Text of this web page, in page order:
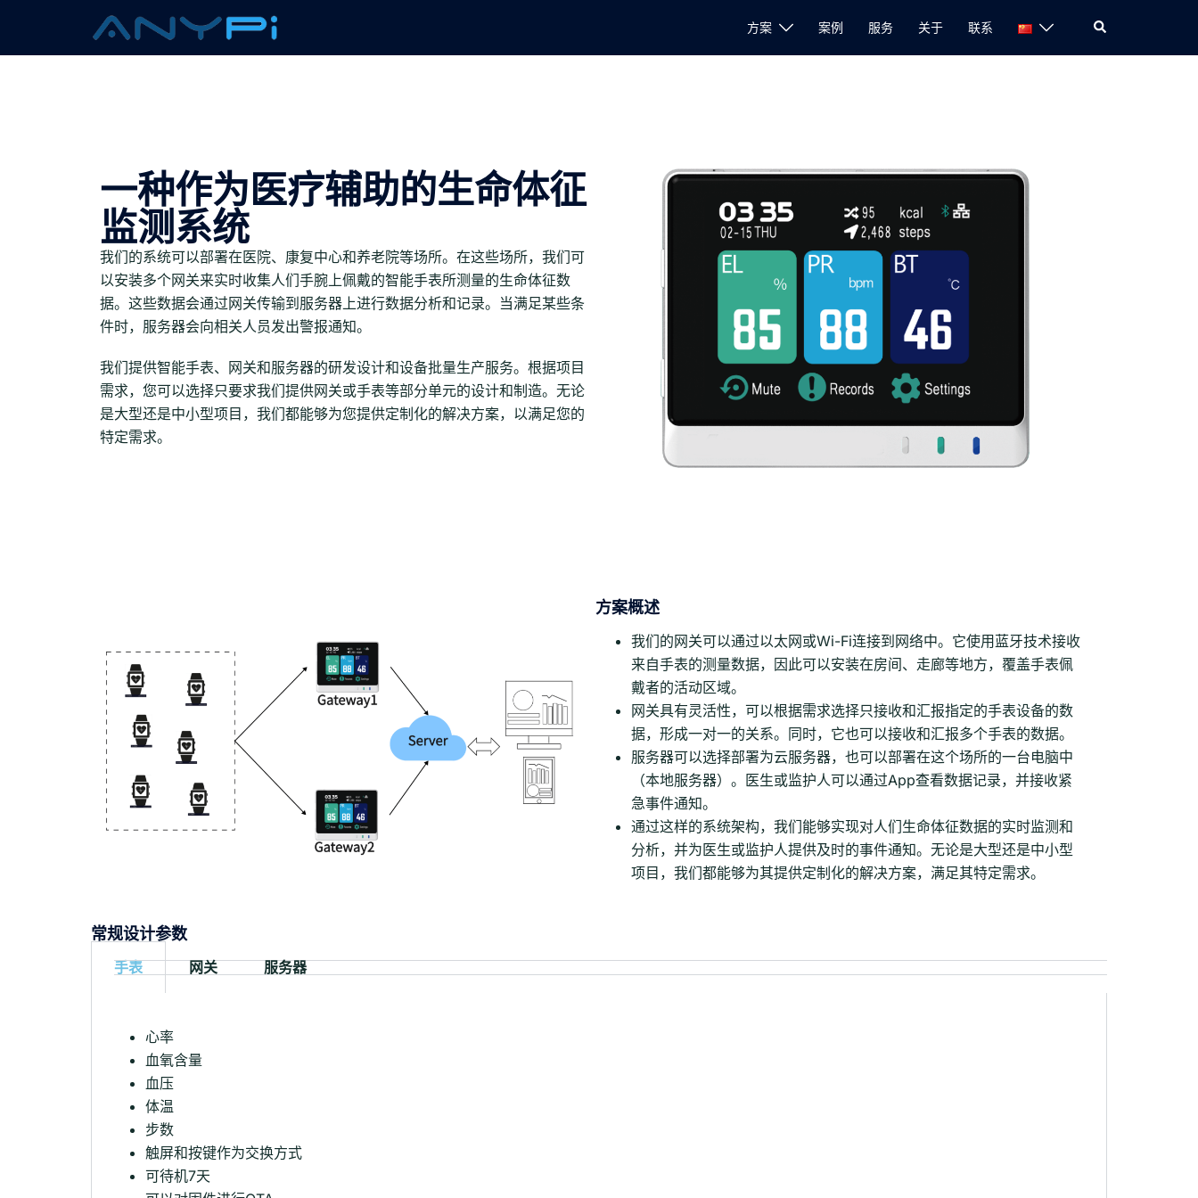
方案 案例 服务 关于 联系
一种作为医疗辅助的生命体征
监测系统
我们的系统可以部署在医院、康复中心和养老院等场所。在这些场所，我们可
以安装多个网关来实时收集人们手腕上佩戴的智能手表所测量的生命体征数
据。这些数据会通过网关传输到服务器上进行数据分析和记录。当满足某些条
件时，服务器会向相关人员发出警报通知。
我们提供智能手表、网关和服务器的研发设计和设备批量生产服务。根据项目
需求，您可以选择只要求我们提供网关或手表等部分单元的设计和制造。无论
是大型还是中小型项目，我们都能够为您提供定制化的解决方案，以满足您的
特定需求。
方案概述
我们的网关可以通过以太网或Wi-Fi连接到网络中。它使用蓝牙技术接收
来自手表的测量数据，因此可以安装在房间、走廊等地方，覆盖手表佩
戴者的活动区域。
网关具有灵活性，可以根据需求选择只接收和汇报指定的手表设备的数
据，形成一对一的关系。同时，它也可以接收和汇报多个手表的数据。
服务器可以选择部署为云服务器，也可以部署在这个场所的一台电脑中
（本地服务器）。医生或监护人可以通过App查看数据记录，并接收紧
急事件通知。
通过这样的系统架构，我们能够实现对人们生命体征数据的实时监测和
分析，并为医生或监护人提供及时的事件通知。无论是大型还是中小型
项目，我们都能够为其提供定制化的解决方案，满足其特定需求。
常规设计参数
手表 网关 服务器
心率
血氧含量
血压
体温
步数
触屏和按键作为交换方式
可待机7天